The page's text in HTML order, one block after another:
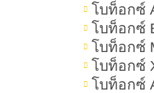
โบท็อกซ์
โบท็อกซ์
โบท็อกซ์
โบท็อกซ์
โบท็อกซ์